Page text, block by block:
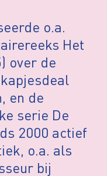
o.a.
Het
over de
en de
serie De
2000 actief
o.a. als
bij